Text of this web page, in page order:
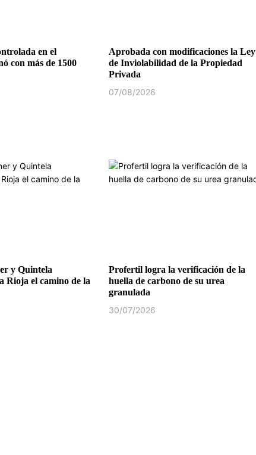
en el
con más de 1500
Aprobada con modificaciones la Ley
de Inviolabilidad de la Propiedad
Privada
07/08/2026
y Quintela
Rioja el camino de la
Profertil logra la verificación de la
huella de carbono de su urea
granulada
30/07/2026